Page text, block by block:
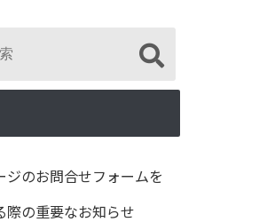
ジのお問合せフォームを
際の重要なお知らせ